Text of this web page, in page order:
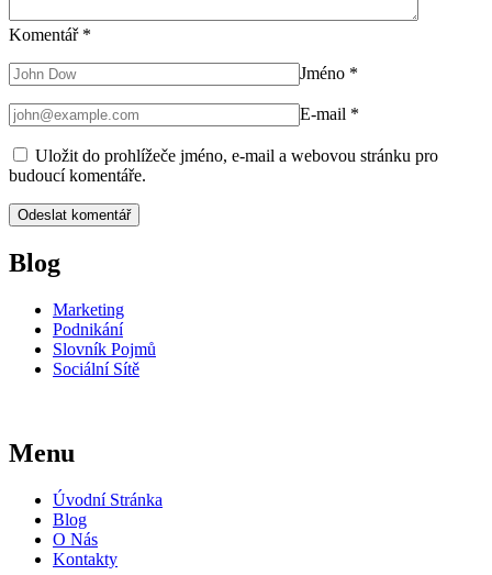
Komentář *
Jméno *
E-mail *
Uložit do prohlížeče jméno, e-mail a webovou stránku pro
budoucí komentáře.
Blog
Marketing
Podnikání
Slovník Pojmů
Sociální Sítě
Menu
Úvodní Stránka
Blog
O Nás
Kontakty